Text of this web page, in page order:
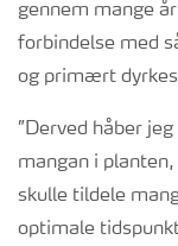
gennem mange
forbindelse med
og primært
”Derved håber
mangan i
skulle tildele
optimale